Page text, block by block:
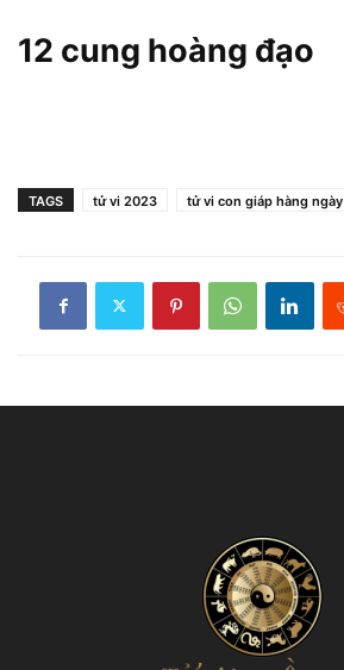
12 cung hoàng đạo
TAGS tử vi 2023 tử vi con giáp hàng ngày